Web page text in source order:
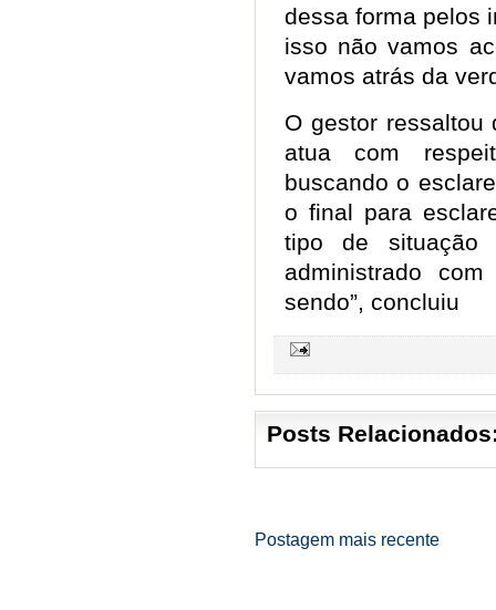
dessa forma pelos
isso não vamos
vamos atrás da
O gestor ressaltou
atua com
buscando o
o final para
tipo de
administrado
sendo”, concluiu
Posts
Postagem mais recente